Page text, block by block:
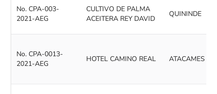
No. CPA-003-
2021-AEG
CULTIVO DE PALMA
ACEITERA REY DAVID
QUININDE
No. CPA-0013-
2021-AEG
HOTEL CAMINO REAL ATACAMES